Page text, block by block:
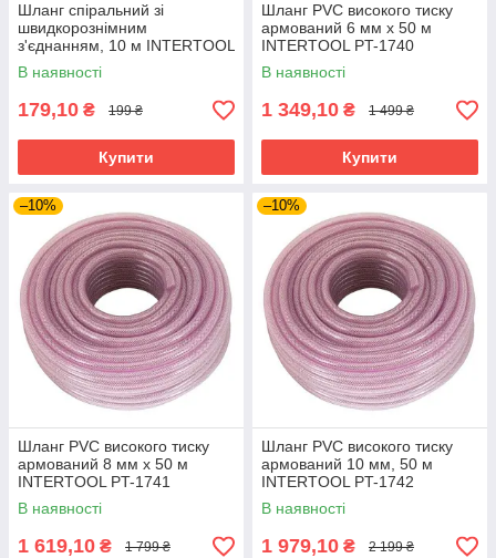
Шланг спіральний зі
швидкорознімним
з'єднанням, 10 м INTERTOOL
PT-1704
В наявності
179,10 ₴ 199 ₴
Купити
Шланг PVC високого тиску
армований 6 мм x 50 м
INTERTOOL PT-1740
В наявності
1 349,10 ₴ 1 499 ₴
Купити
–10%
Шланг PVC високого тиску
армований 8 мм x 50 м
INTERTOOL PT-1741
В наявності
1 619,10 ₴ 1 799 ₴
–10%
Шланг PVC високого тиску
армований 10 мм, 50 м
INTERTOOL PT-1742
В наявності
1 979,10 ₴ 2 199 ₴